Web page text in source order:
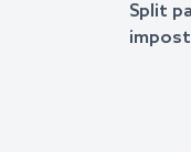
Split